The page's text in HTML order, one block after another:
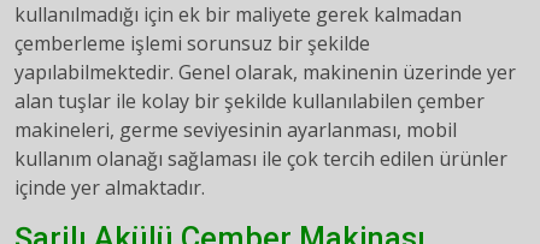
kullanılmadığı için ek bir maliyete gerek kalmadan
çemberleme işlemi sorunsuz bir şekilde
yapılabilmektedir. Genel olarak, makinenin üzerinde yer
alan tuşlar ile kolay bir şekilde kullanılabilen çember
makineleri, germe seviyesinin ayarlanması, mobil
kullanım olanağı sağlaması ile çok tercih edilen ürünler
içinde yer almaktadır.